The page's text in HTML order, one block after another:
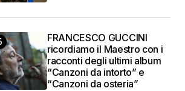
FRANCESCO GUCCINI
ricordiamo il Maestro con i
racconti degli ultimi album
“Canzoni da intorto” e
“Canzoni da osteria”